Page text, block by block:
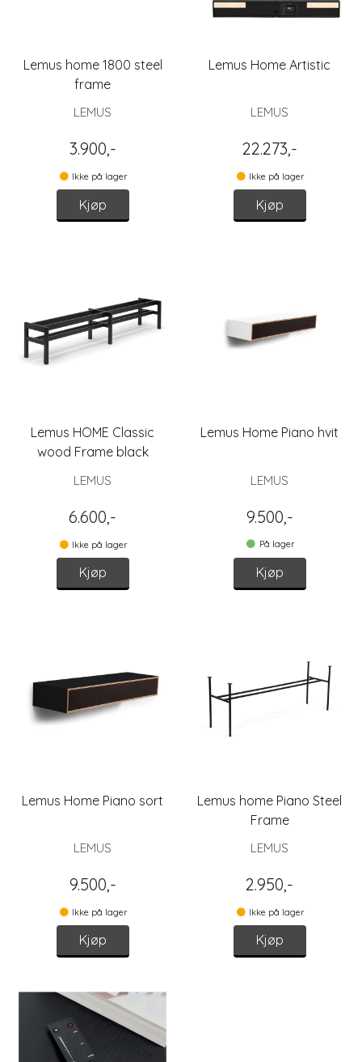
Lemus home 1800 steel
frame
LEMUS
3.900,-
Ikke på lager
Kjøp
Lemus Home Artistic
LEMUS
22.273,-
Ikke på lager
Kjøp
Lemus HOME Classic
wood Frame black
LEMUS
6.600,-
Ikke på lager
Kjøp
Lemus Home Piano hvit
LEMUS
9.500,-
På lager
Kjøp
Lemus Home Piano sort
LEMUS
9.500,-
Ikke på lager
Kjøp
Lemus home Piano Steel
Frame
LEMUS
2.950,-
Ikke på lager
Kjøp